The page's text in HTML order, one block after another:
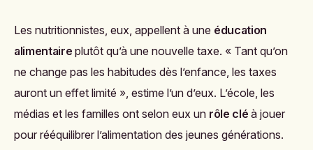
Les nutritionnistes, eux, appellent à une éducation
alimentaire plutôt qu’à une nouvelle taxe. « Tant qu’on
ne change pas les habitudes dès l’enfance, les taxes
auront un effet limité », estime l’un d’eux. L’école, les
médias et les familles ont selon eux un rôle clé à jouer
pour rééquilibrer l’alimentation des jeunes générations.